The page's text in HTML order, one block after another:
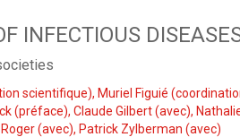
INFECTIOUS
scientifique), Muriel Figuié
(préface), Claude Gilbert(avec),
(avec), Patrick Zylberman (avec)